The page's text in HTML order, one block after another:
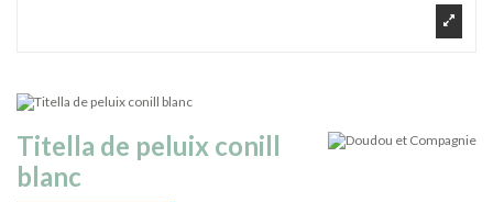
Titella de peluix conill
blanc